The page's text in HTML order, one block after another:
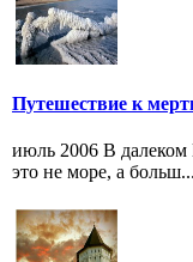
Путешествие к
июль 2006 В
это не море, а больш...